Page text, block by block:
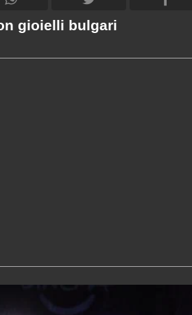
gioielli bulgari